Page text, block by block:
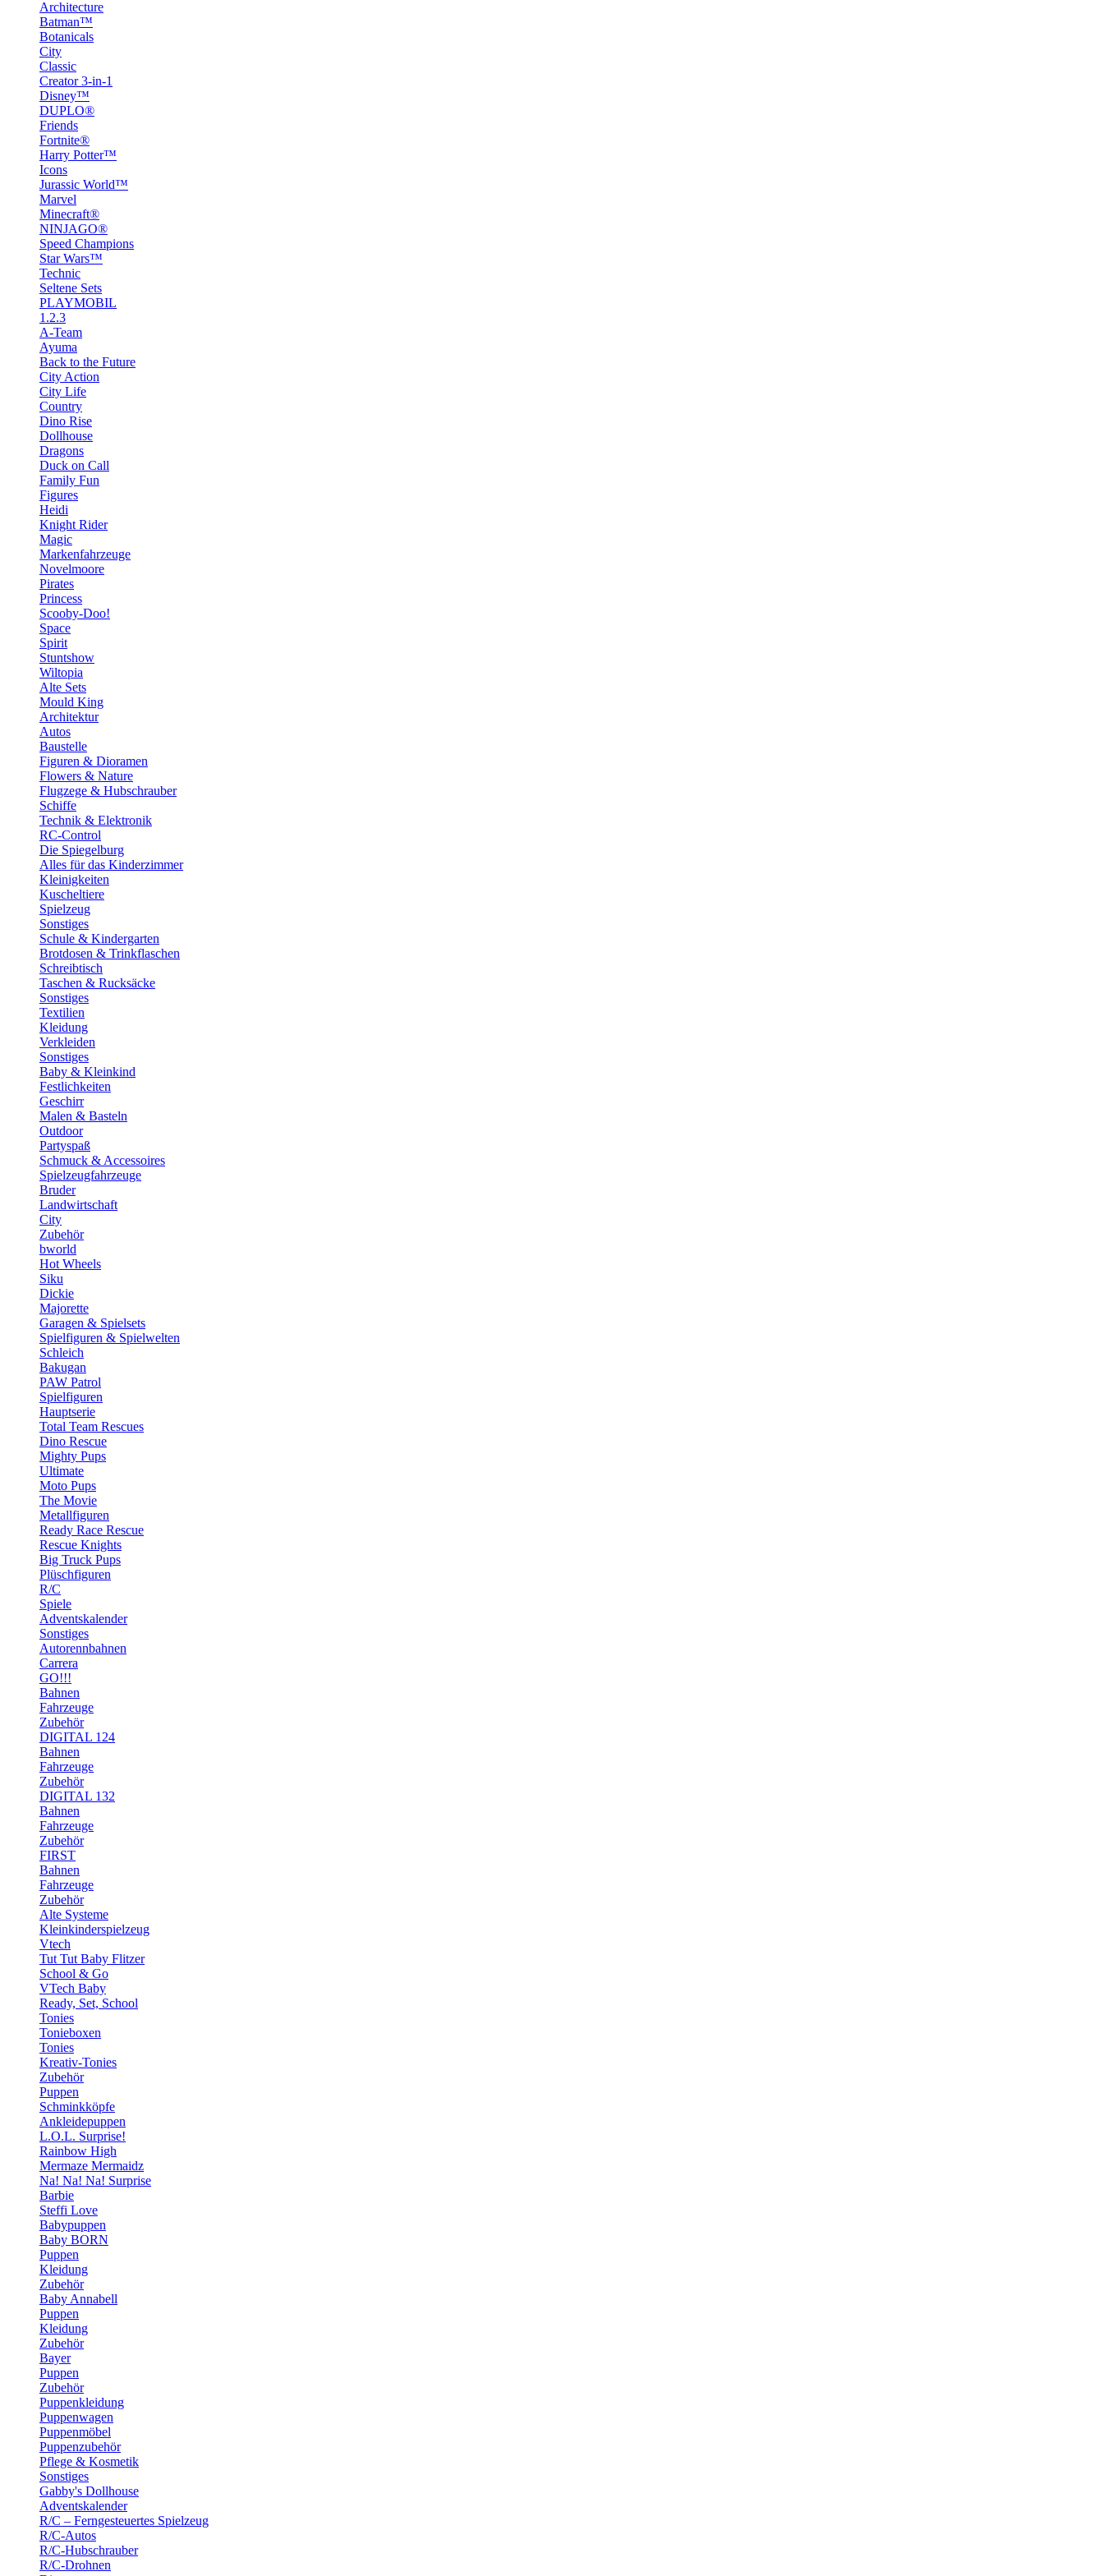
Architecture
Batman™
Botanicals
City
Classic
Creator 3-in-1
Disney™
DUPLO®
Friends
Fortnite®
Harry Potter™
Icons
Jurassic World™
Marvel
Minecraft®
NINJAGO®
Speed Champions
Star Wars™
Technic
Seltene Sets
PLAYMOBIL
1.2.3
A-Team
Ayuma
Back to the Future
City Action
City Life
Country
Dino Rise
Dollhouse
Dragons
Duck on Call
Family Fun
Figures
Heidi
Knight Rider
Magic
Markenfahrzeuge
Novelmoore
Pirates
Princess
Scooby-Doo!
Space
Spirit
Stuntshow
Wiltopia
Alte Sets
Mould King
Architektur
Autos
Baustelle
Figuren & Dioramen
Flowers & Nature
Flugzege & Hubschrauber
Schiffe
Technik & Elektronik
RC-Control
Die Spiegelburg
Alles für das Kinderzimmer
Kleinigkeiten
Kuscheltiere
Spielzeug
Sonstiges
Schule & Kindergarten
Brotdosen & Trinkflaschen
Schreibtisch
Taschen & Rucksäcke
Sonstiges
Textilien
Kleidung
Verkleiden
Sonstiges
Baby & Kleinkind
Festlichkeiten
Geschirr
Malen & Basteln
Outdoor
Partyspaß
Schmuck & Accessoires
Spielzeugfahrzeuge
Bruder
Landwirtschaft
City
Zubehör
bworld
Hot Wheels
Siku
Dickie
Majorette
Garagen & Spielsets
Spielfiguren & Spielwelten
Schleich
Bakugan
PAW Patrol
Spielfiguren
Hauptserie
Total Team Rescues
Dino Rescue
Mighty Pups
Ultimate
Moto Pups
The Movie
Metallfiguren
Ready Race Rescue
Rescue Knights
Big Truck Pups
Plüschfiguren
R/C
Spiele
Adventskalender
Sonstiges
Autorennbahnen
Carrera
GO!!!
Bahnen
Fahrzeuge
Zubehör
DIGITAL 124
Bahnen
Fahrzeuge
Zubehör
DIGITAL 132
Bahnen
Fahrzeuge
Zubehör
FIRST
Bahnen
Fahrzeuge
Zubehör
Alte Systeme
Kleinkinderspielzeug
Vtech
Tut Tut Baby Flitzer
School & Go
VTech Baby
Ready, Set, School
Tonies
Tonieboxen
Tonies
Kreativ-Tonies
Zubehör
Puppen
Schminkköpfe
Ankleidepuppen
L.O.L. Surprise!
Rainbow High
Mermaze Mermaidz
Na! Na! Na! Surprise
Barbie
Steffi Love
Babypuppen
Baby BORN
Puppen
Kleidung
Zubehör
Baby Annabell
Puppen
Kleidung
Zubehör
Bayer
Puppen
Zubehör
Puppenkleidung
Puppenwagen
Puppenmöbel
Puppenzubehör
Pflege & Kosmetik
Sonstiges
Gabby's Dollhouse
Adventskalender
R/C – Ferngesteuertes Spielzeug
R/C-Autos
R/C-Hubschrauber
R/C-Drohnen